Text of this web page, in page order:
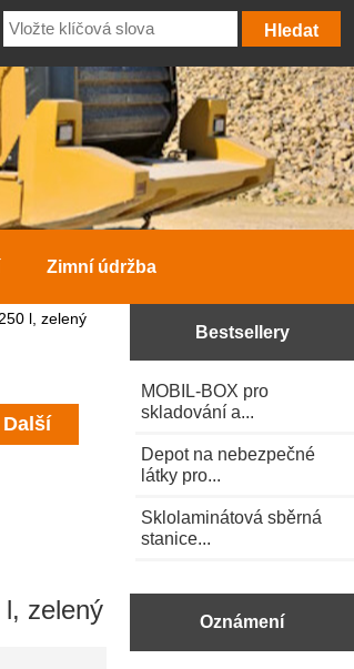
Zimní údržba
l, zelený
Další
zelený
Bestsellery
MOBIL-BOX pro
skladování a...
Depot na nebezpečné
látky pro...
Sklolaminátová sběrná
stanice...
Oznámení